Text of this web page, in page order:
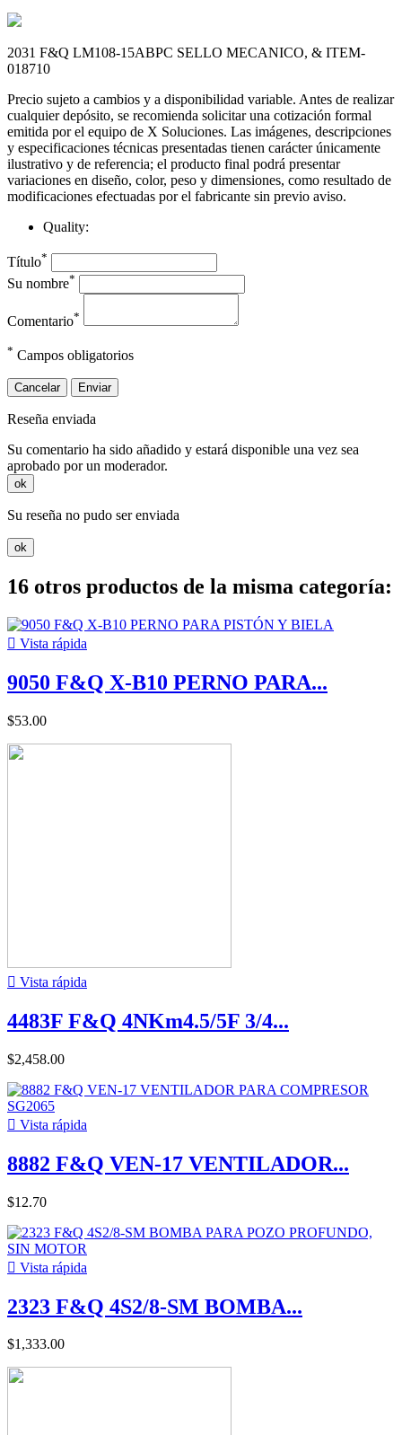
2031 F&Q LM108-15ABPC SELLO MECANICO, & ITEM-
018710
Precio sujeto a cambios y a disponibilidad variable. Antes de realizar
cualquier depósito, se recomienda solicitar una cotización formal
emitida por el equipo de X Soluciones. Las imágenes, descripciones
y especificaciones técnicas presentadas tienen carácter únicamente
ilustrativo y de referencia; el producto final podrá presentar
variaciones en diseño, color, peso y dimensiones, como resultado de
modificaciones efectuadas por el fabricante sin previo aviso.
Quality:
Título*
Su nombre*
Comentario*
* Campos obligatorios
Cancelar Enviar
Reseña enviada
Su comentario ha sido añadido y estará disponible una vez sea
aprobado por un moderador.
ok
Su reseña no pudo ser enviada
ok
16 otros productos de la misma categoría:
 Vista rápida
9050 F&Q X-B10 PERNO PARA...
$53.00
 Vista rápida
4483F F&Q 4NKm4.5/5F 3/4...
$2,458.00
 Vista rápida
8882 F&Q VEN-17 VENTILADOR...
$12.70
 Vista rápida
2323 F&Q 4S2/8-SM BOMBA...
$1,333.00